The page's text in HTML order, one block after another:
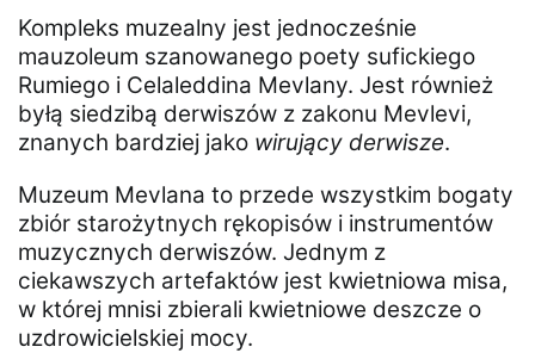
Kompleks muzealny jest jednocześnie
mauzoleum szanowanego poety sufickiego
Rumiego i Celaleddina Mevlany. Jest również
byłą siedzibą derwiszów z zakonu Mevlevi,
znanych bardziej jako wirujący derwisze.
Muzeum Mevlana to przede wszystkim bogaty
zbiór starożytnych rękopisów i instrumentów
muzycznych derwiszów. Jednym z
ciekawszych artefaktów jest kwietniowa misa,
w której mnisi zbierali kwietniowe deszcze o
uzdrowicielskiej mocy.